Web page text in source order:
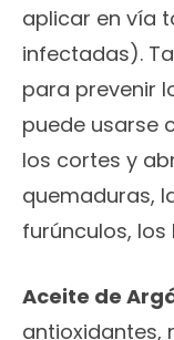
aplicar en vía
infectadas).
para prevenir
puede usarse
los cortes y
quemaduras,
furúnculos, los
Aceite de
antioxidantes,